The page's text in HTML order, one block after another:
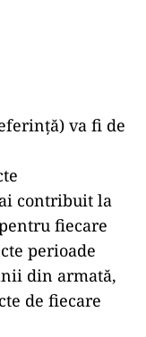
va fi de
contribuit la
fiecare
perioade
din armată,
de fiecare